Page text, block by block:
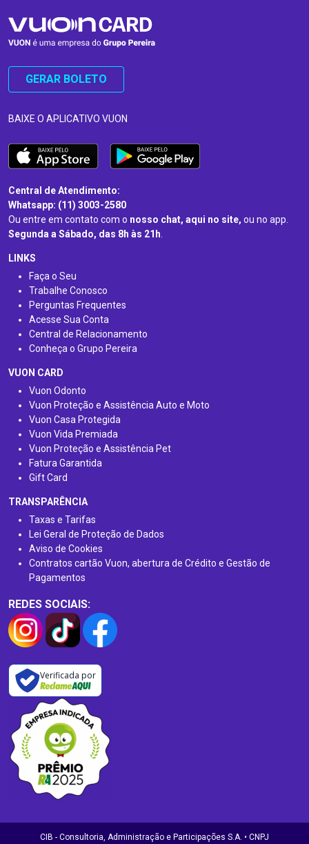
GERAR BOLETO
BAIXE O APLICATIVO VUON
Central de Atendimento:
Whatsapp: (11) 3003-2580
Ou entre em contato com o nosso chat, aqui no site, ou no app.
Segunda a Sábado, das 8h às 21h.
LINKS
Faça o Seu
Trabalhe Conosco
Perguntas Frequentes
Acesse Sua Conta
Central de Relacionamento
Conheça o Grupo Pereira
VUON CARD
Vuon Odonto
Vuon Proteção e Assistência Auto e Moto
Vuon Casa Protegida
Vuon Vida Premiada
Vuon Proteção e Assistência Pet
Fatura Garantida
Gift Card
TRANSPARÊNCIA
Taxas e Tarifas
Lei Geral de Proteção de Dados
Aviso de Cookies
Contratos cartão Vuon, abertura de Crédito e Gestão de
Pagamentos
REDES SOCIAIS:
Verificada por
CIB - Consultoria, Administração e Participações S.A. • CNPJ